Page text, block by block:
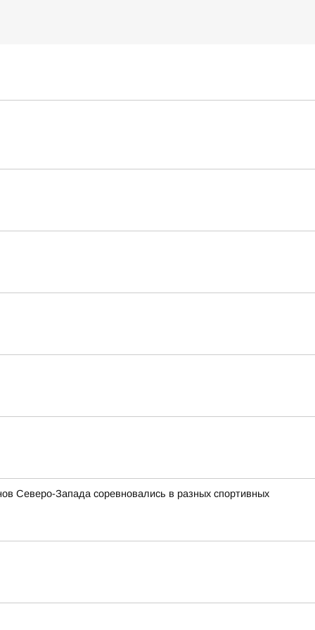
Северо-Запада соревновались в разных спортивных